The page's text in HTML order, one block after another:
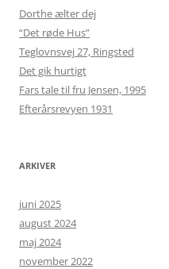
Dorthe ælter dej
“Det røde Hus”
Teglovnsvej 27, Ringsted
Det gik hurtigt
Fars tale til fru Jensen, 1995
Efterårsrevyen 1931
ARKIVER
juni 2025
august 2024
maj 2024
november 2022